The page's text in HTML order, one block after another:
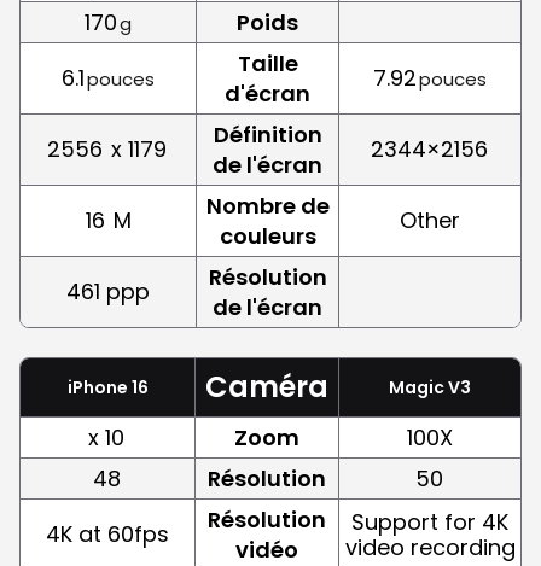
170g
Poids
6.1pouces
Taille
d'écran
7.92pouces
2556 x 1179
Définition
de l'écran
2344×2156
16 M
Nombre de
couleurs
Other
461 ppp
Résolution
de l'écran
iPhone 16 Caméra Magic V3
x 10 Zoom
100X
48
Résolution
50
4K at 60fps
Résolution
vidéo
Support for 4K
video recording